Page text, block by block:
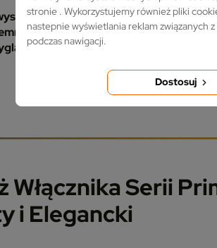
kształt kropeczek nie tylko
ale także dodaje nowoczesny,
naszemu produktowi.
Włącznika Serii
i Elegancki
stronie . Wykorzystujemy również pliki
nastepnie wyświetlania reklam związanych
podczas nawigacji.
Dostosuj